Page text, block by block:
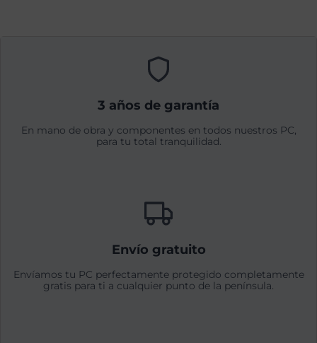
3 años de garantía
En mano de obra y componentes en todos nuestros PC,
para tu total tranquilidad.
Envío gratuito
Envíamos tu PC perfectamente protegido completamente
gratis para ti a cualquier punto de la península.